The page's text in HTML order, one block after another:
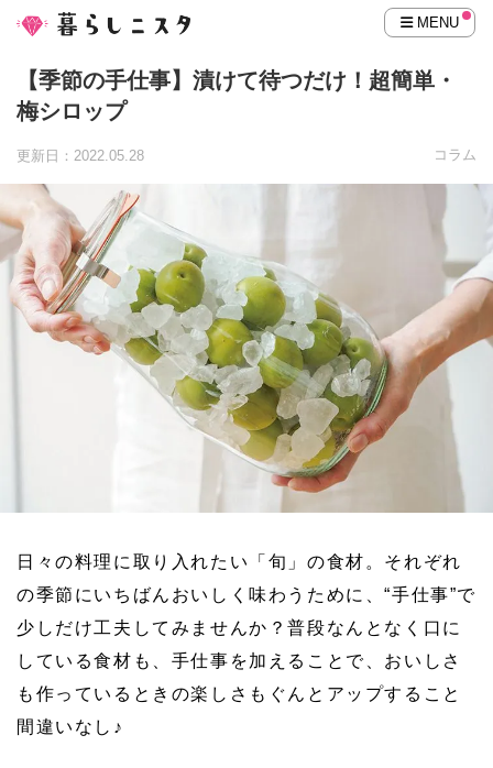
MENU
【季節の手仕事】漬けて待つだけ！超簡単・
梅シロップ
更新日：2022.05.28 コラム
日々の料理に取り入れたい「旬」の食材。それぞれ
の季節にいちばんおいしく味わうために、“手仕事”で
少しだけ工夫してみませんか？普段なんとなく口に
している食材も、手仕事を加えることで、おいしさ
も作っているときの楽しさもぐんとアップすること
間違いなし♪